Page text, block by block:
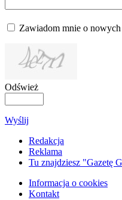
Zawiadom mnie o nowych
Odśwież
Wyślij
Redakcja
Reklama
Tu znajdziesz "Gazetę
Informacja o cookies
Kontakt